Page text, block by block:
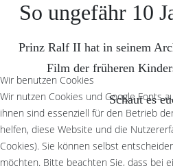
So ungefähr 10
Prinz Ralf II hat in seinem
Film der früheren
Schaut es
Wir benutzen Cookies
Wir nutzen Cookies und Google Fonts
ihnen sind essenziell für den Betrieb
helfen, diese Website und die
Cookies). Sie können selbst
möchten. Bitte beachten Sie, dass bei